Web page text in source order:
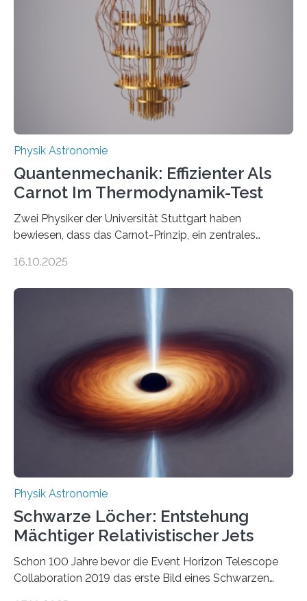
Jahre alt geworden ist, weshalb die UNESCO 2025 zum
Internationalen Jahr der Quantenwissenschaft und -
technologie ausgerufen hat. Doch nun hat eine
internationale Forschungsgruppe um den
Physik Astronomie
Quantenmechanik: Effizienter Als
Carnot Im Thermodynamik-Test
Zwei Physiker der Universität Stuttgart haben
bewiesen, dass das Carnot-Prinzip, ein zentrales
Größenordnung von Atomen gilt, deren physikalische
Quantenmotoren voranbringen. Das
Wissenschaftsjournal Science Advances veröffentlichte
die Herleitung. (DOI: 10.1126/sciadv.adw8462)
Verbrennungsmotoren oder Dampfturbinen sind
Wärmekraftmaschinen: Sie wandeln thermische
Energie in mechanische Bewegung um – oder anders
ausgedrückt, Wärme in Bewegung. In
quantenmechanischen Experimenten ist es in den…
16.10.2025
Physik Astronomie
Schwarze Löcher: Entstehung
Mächtiger Relativistischer Jets
Schon 100 Jahre bevor die Event Horizon Telescope
Collaboration 2019 das erste Bild eines Schwarzen